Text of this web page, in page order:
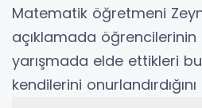
Matematik öğretmeni
açıklamada öğrencilerinin
yarışmada elde ettikleri bu
kendilerini